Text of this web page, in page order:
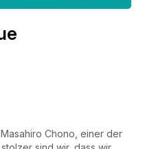
Chono, einer der